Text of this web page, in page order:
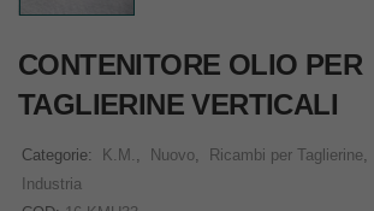
CONTENITORE OLIO PER
TAGLIERINE VERTICALI
Categorie: K.M. , Nuovo, Ricambi per Taglierine,
Industria